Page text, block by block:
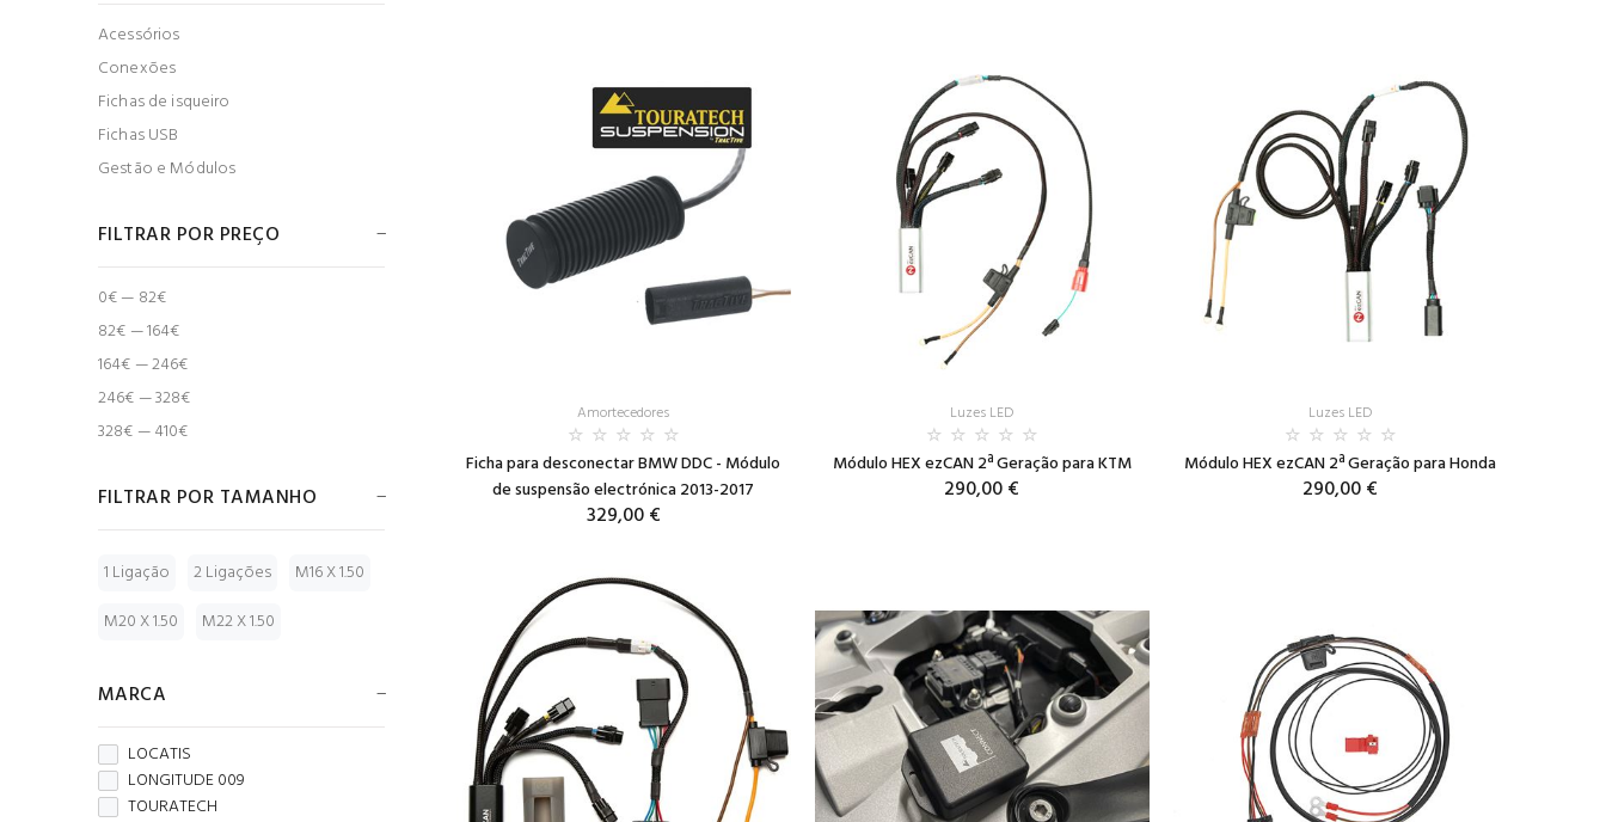
Acessórios
Conexões
Fichas de isqueiro
Fichas USB
Gestão e Módulos
FILTRAR POR PREÇO
0€ — 82€
82€ — 164€
164€ — 246€
246€ — 328€
328€ — 410€
FILTRAR POR TAMANHO
1 Ligação 2 Ligações
M16 X 1.50
M20 X 1.50
M22 X 1.50
MARCA
LOCATIS
LONGITUDE 009
TOURATECH
Amortecedores
Ficha para desconectar BMW DDC - Módulo
de suspensão electrónica 2013-2017
329,00 €
Luzes LED
Módulo HEX ezCAN 2ª Geração para KTM
290,00 €
Luzes LED
Módulo HEX ezCAN 2ª Geração para Honda
290,00 €